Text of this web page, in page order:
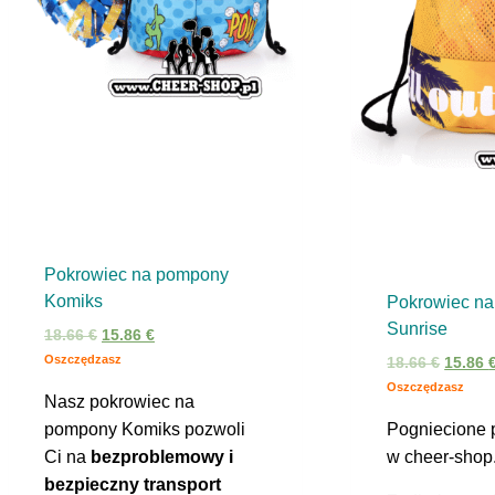
Pokrowiec na pompony
Komiks
18.66€ Pierwotna
cena
18.66 €.
15.86 €Aktualna
15.86 €.
Oszczędzasz
Nasz pokrowiec na
pompony Komiks pozwoli
Ci na bezproblemowy i
bezpieczny transport
Pokrowiec
Sunrise
18.66€
cena
18.66
15.86
Oszczędzasz
Pogniecione
w cheer-